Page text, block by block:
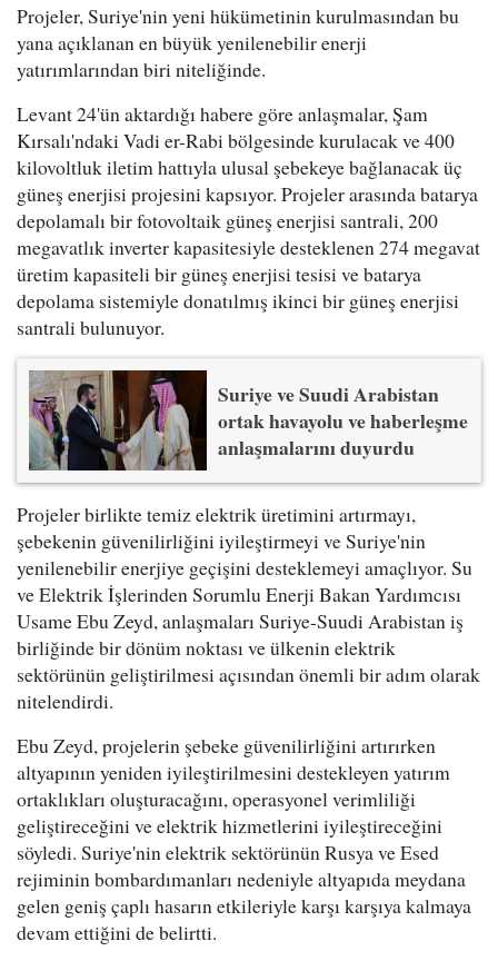
Projeler, Suriye'nin yeni hükümetinin kurulmasından bu
yana açıklanan en büyük yenilenebilir enerji
yatırımlarından biri niteliğinde.
Levant 24'ün aktardığı habere göre anlaşmalar, Şam
Kırsalı'ndaki Vadi er-Rabi bölgesinde kurulacak ve 400
kilovoltluk iletim hattıyla ulusal şebekeye bağlanacak üç
güneş enerjisi projesini kapsıyor. Projeler arasında batarya
depolamalı bir fotovoltaik güneş enerjisi santrali, 200
megavatlık inverter kapasitesiyle desteklenen 274 megavat
üretim kapasiteli bir güneş enerjisi tesisi ve batarya
depolama sistemiyle donatılmış ikinci bir güneş enerjisi
santrali bulunuyor.
Suriye ve Suudi Arabistan
ortak havayolu ve haberleşme
anlaşmalarını duyurdu
Projeler birlikte temiz elektrik üretimini artırmayı,
şebekenin güvenilirliğini iyileştirmeyi ve Suriye'nin
yenilenebilir enerjiye geçişini desteklemeyi amaçlıyor. Su
ve Elektrik İşlerinden Sorumlu Enerji Bakan Yardımcısı
Usame Ebu Zeyd, anlaşmaları Suriye-Suudi Arabistan iş
birliğinde bir dönüm noktası ve ülkenin elektrik
sektörünün geliştirilmesi açısından önemli bir adım olarak
nitelendirdi.
Ebu Zeyd, projelerin şebeke güvenilirliğini artırırken
altyapının yeniden iyileştirilmesini destekleyen yatırım
ortaklıkları oluşturacağını, operasyonel verimliliği
geliştireceğini ve elektrik hizmetlerini iyileştireceğini
söyledi. Suriye'nin elektrik sektörünün Rusya ve Esed
rejiminin bombardımanları nedeniyle altyapıda meydana
gelen geniş çaplı hasarın etkileriyle karşı karşıya kalmaya
devam ettiğini de belirtti.